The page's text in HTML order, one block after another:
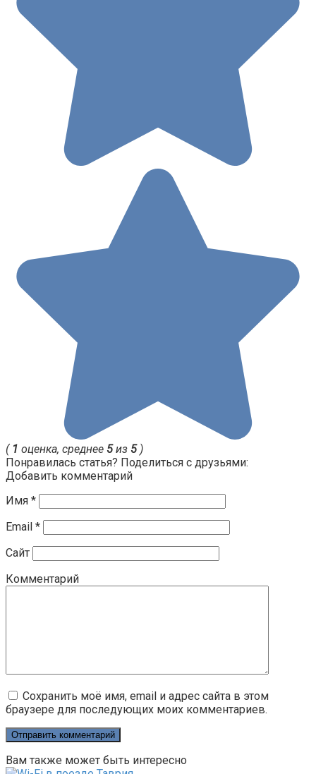
( 1 оценка, среднее 5из 5)
Понравилась статья? Поделиться с друзьями:
Добавить комментарий
Имя *
Email *
Сайт
Комментарий
Сохранить моё имя, email и адрес сайта в этом
браузере для последующих моих комментариев.
Вам также может быть интересно